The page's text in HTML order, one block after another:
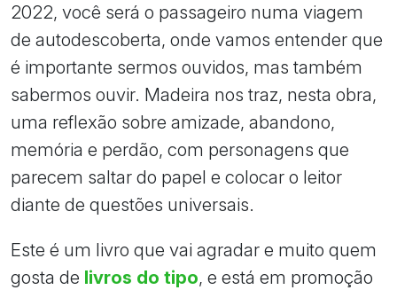
2022, você será o passageiro numa viagem
de autodescoberta, onde vamos entender que
é importante sermos ouvidos, mas também
sabermos ouvir. Madeira nos traz, nesta obra,
uma reflexão sobre amizade, abandono,
memória e perdão, com personagens que
parecem saltar do papel e colocar o leitor
diante de questões universais.
Este é um livro que vai agradar e muito quem
gosta de livros do tipo, e está em promoção